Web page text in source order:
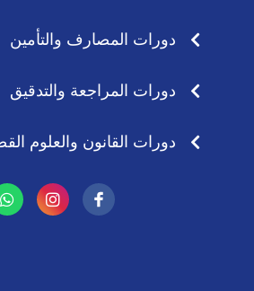
دورات المصارف والتأمين
دورات المراجعة والتدقيق
دورات القانون والعلوم
I
n
s
h
a